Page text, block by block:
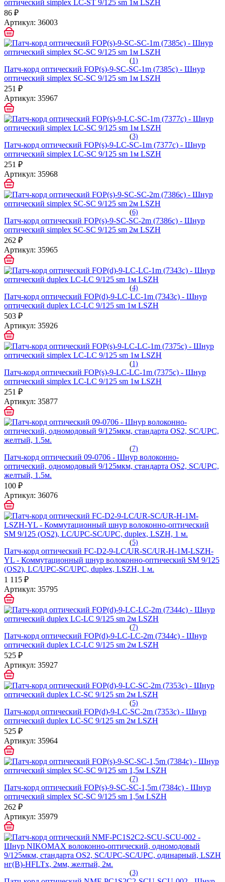
оптический simplex LC-ST 9/125 sm 1м LSZH
86 ₽
Артикул: 36003
(1)
Патч-корд оптический FOP(s)-9-SC-SC-1m (7385c) - Шнур
оптический simplex SC-SC 9/125 sm 1м LSZH
251 ₽
Артикул: 35967
(3)
Патч-корд оптический FOP(s)-9-LC-SC-1m (7377c) - Шнур
оптический simplex LC-SC 9/125 sm 1м LSZH
251 ₽
Артикул: 35968
(6)
Патч-корд оптический FOP(s)-9-SC-SC-2m (7386c) - Шнур
оптический simplex SC-SC 9/125 sm 2м LSZH
262 ₽
Артикул: 35965
(4)
Патч-корд оптический FOP(d)-9-LC-LC-1m (7343c) - Шнур
оптический duplex LC-LC 9/125 sm 1м LSZH
503 ₽
Артикул: 35926
(1)
Патч-корд оптический FOP(s)-9-LC-LC-1m (7375c) - Шнур
оптический simplex LC-LC 9/125 sm 1м LSZH
251 ₽
Артикул: 35877
(7)
Патч-корд оптический 09-0706 - Шнур волоконно-
оптический, одномодовый 9/125мкм, стандарта OS2, SC/UPC,
желтый, 1.5м.
100 ₽
Артикул: 36076
(5)
Патч-корд оптический FC-D2-9-LC/UR-SC/UR-H-1M-LSZH-
YL - Коммутационный шнур волоконно-оптический SM 9/125
(OS2), LC/UPC-SC/UPC, duplex, LSZH, 1 м.
1 115 ₽
Артикул: 35795
(7)
Патч-корд оптический FOP(d)-9-LC-LC-2m (7344c) - Шнур
оптический duplex LC-LC 9/125 sm 2м LSZH
525 ₽
Артикул: 35927
(5)
Патч-корд оптический FOP(d)-9-LC-SC-2m (7353c) - Шнур
оптический duplex LC-SC 9/125 sm 2м LSZH
525 ₽
Артикул: 35964
(7)
Патч-корд оптический FOP(s)-9-SC-SC-1,5m (7384c) - Шнур
оптический simplex SC-SC 9/125 sm 1,5м LSZH
262 ₽
Артикул: 35979
(3)